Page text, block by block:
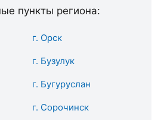
пункты региона:
г. Орск
г. Бузулук
г. Бугуруслан
г. Сорочинск